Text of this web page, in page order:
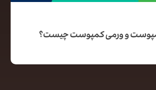
و ورمی کمپوست چیست؟